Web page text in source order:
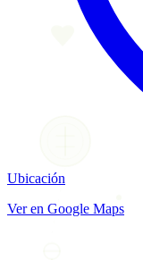
Ubicación
Ver en Google Maps